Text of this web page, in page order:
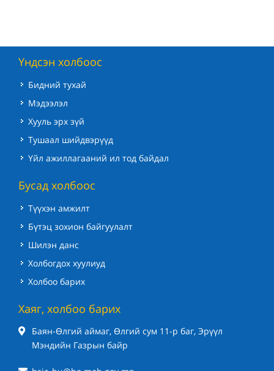
Үндсэн холбоос
Бидний тухай
Мэдээлэл
Хууль эрх зүй
Тушаал шийдвэрүүд
Үйл ажиллагааний ил тод байдал
Бусад холбоос
Түүхэн амжилт
Бүтэц зохион байгуулалт
Шилэн данс
Холбогдох хуулиуд
Холбоо барих
Хаяг, холбоо барих
Баян-Өлгий аймаг, Өлгий сум 11-р баг, Эрүүл
Мэндийн Газрын байр